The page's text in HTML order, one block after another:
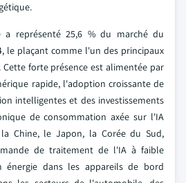
a représenté 25,6 % du marché du
le plaçant comme l'un des principaux
forte présence est alimentée par
rapide, l'adoption croissante de
intelligentes et des investissements
de consommation axée sur l'IA
Chine, le Japon, la Corée du Sud,
de traitement de l'IA à faible
énergie dans les appareils de bord